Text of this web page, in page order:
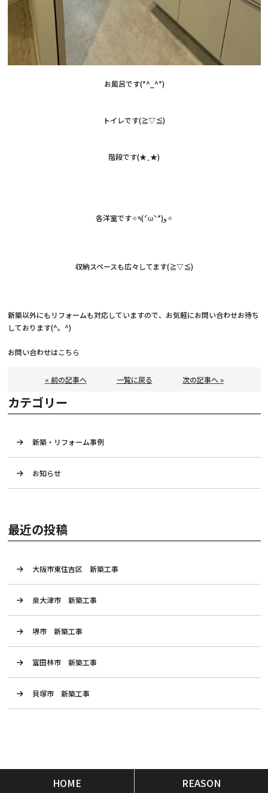
お風呂です(*^_^*)
トイレです(≧▽≦)
階段です(★‿★)
各洋室です✧٩(ˊωˋ*)و✧
収納スペースも広々してます(≧▽≦)
新築以外にもリフォームも対応していますので、お気軽にお問い合わせお待ち
しております(^。^)
お問い合わせはこちら
« 前の記事へ 一覧に戻る 次の記事へ »
カテゴリー
新築・リフォーム事例
お知らせ
最近の投稿
大阪市東住吉区 新築工事
泉大津市 新築工事
堺市 新築工事
富田林市 新築工事
貝塚市 新築工事
HOME REASON